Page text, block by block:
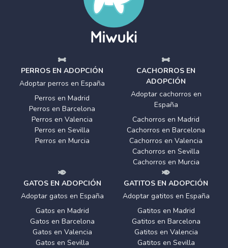
PERROS EN ADOPCIÓN
Adoptar perros en España
Perros en Madrid
Perros en Barcelona
Perros en Valencia
Perros en Sevilla
Perros en Murcia
CACHORROS EN
ADOPCIÓN
Adoptar cachorros en
España
Cachorros en Madrid
Cachorros en Barcelona
Cachorros en Valencia
Cachorros en Sevilla
Cachorros en Murcia
GATOS EN ADOPCIÓN
Adoptar gatos en España
Gatos en Madrid
Gatos en Barcelona
Gatos en Valencia
Gatos en Sevilla
GATITOS EN ADOPCIÓN
Adoptar gatitos en España
Gatitos en Madrid
Gatitos en Barcelona
Gatitos en Valencia
Gatitos en Sevilla